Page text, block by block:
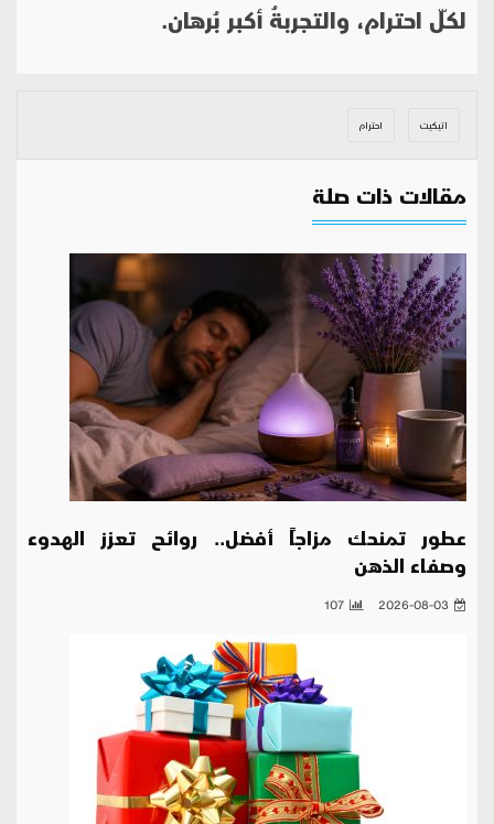
لكلّ احترام، والتجربةُ أكبر بُرهان.
اتيكيت احترام
مقالات ذات صلة
عطور تمنحك مزاجاً أفضل.. روائح تعزز الهدوء
وصفاء الذهن
2026-08-03
107